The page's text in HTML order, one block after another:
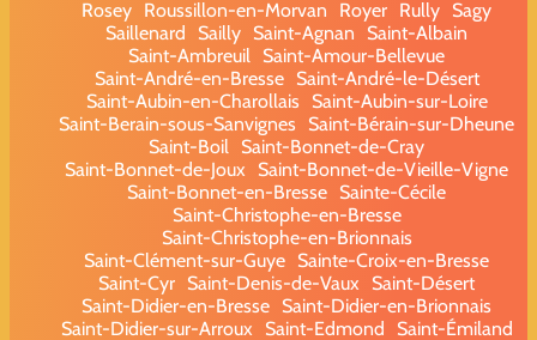
Rosey Roussillon-en-Morvan Royer Rully Sagy
Saillenard
Sailly Saint-Agnan
Saint-Albain
Saint-Ambreuil
Saint-Amour-Bellevue
Saint-André-en-Bresse
Saint-André-le-Désert
Saint-Aubin-en-Charollais
Saint-Aubin-sur-Loire
Saint-Berain-sous-Sanvignes
Saint-Bérain-sur-Dheune
Saint-Boil
Saint-Bonnet-de-Cray
Saint-Bonnet-de-Joux
Saint-Bonnet-de-Vieille-Vigne
Saint-Bonnet-en-Bresse Sainte-Cécile
Saint-Christophe-en-Bresse
Saint-Christophe-en-Brionnais
Saint-Clément-sur-Guye Sainte-Croix-en-Bresse
Saint-Cyr Saint-Denis-de-Vaux
Saint-Désert
Saint-Didier-en-Bresse Saint-Didier-en-Brionnais
Saint-Didier-sur-Arroux
Saint-Edmond
Saint-Émiland